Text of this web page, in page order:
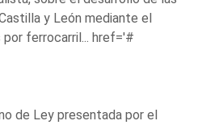
y León mediante el
por ferrocarril...href='#
de Ley presentada por el